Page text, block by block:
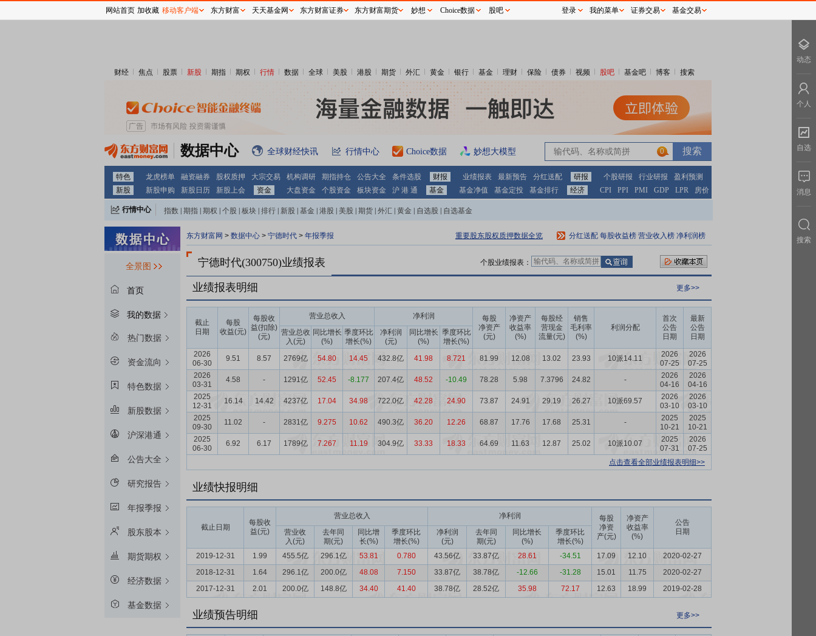
财经 焦点 股票 新股 期指 期权 行情 数据 全球 美股 港股 期货 外汇 黄金 银行 基金 理财 保险 债券 视频 股吧 基金吧 博客 搜索
数据中心 全球财经快讯 行情中心 Choice数据 妙想大模型 0
特色 龙虎榜单 融资融券 股权质押 大宗交易 机构调研 期指持仓 公告大全 条件选股 财报 业绩报表 最新预告 分红送配 研报 个股研报 行业研报
盈利预测
新股
新股申购 新股日历 新股上会 资金 大盘资金 个股资金 板块资金 沪 港 通 基金 基金净值 基金定投 基金排行 经济 CPI PPI PMI GDP LPR 房价
行情中心 指数 期指 期权 个股 板块 排行 新股 基金 港股 美股 期货 外汇 黄金 自选股 自选基金
全景图
首页
我的数据
热门数据
资金流向
特色数据
新股数据
沪深港通
公告大全
研究报告
年报季报
股东股本
期货期权
经济数据
基金数据
东方财富网 > 数据中心 > 宁德时代 > 年报季报 重要股东股权质押数据全览 分红送配 每股收益榜 营业收入榜 净利润榜
宁德时代(300750)业绩报表 个股业绩报表：
业绩报表明细 更多>>
截止
日期
每股
收益(元)
每股收
益(扣除)
(元)
营业总收入 净利润
每股
净资产
(元)
净资产
收益率
(%)
每股经
营现金
流量(元)
销售
毛利率
(%)
利润分配
首次
公告
日期
最新
公告
日期
营业总收
入(元)
同比增长
(%)
季度环比
增长(%)
净利润
(元)
同比增长
(%)
季度环比
增长(%)
2026
06-30
9.51 8.57 2769亿 54.80 14.45 432.8亿 41.98 8.721 81.99 12.08 13.02 23.93 10派14.11
2026
07-25
2026
07-25
2026
03-31
4.58 - 1291亿 52.45 -8.177 207.4亿 48.52 -10.49 78.28 5.98 7.3796 24.82 -
2026
04-16
2026
04-16
2025
12-31
16.14 14.42 4237亿 17.04 34.98 722.0亿 42.28 24.90 73.87 24.91 29.19 26.27 10派69.57
2026
03-10
2026
03-10
2025
09-30
11.02 - 2831亿 9.275 10.62 490.3亿 36.20 12.26 68.87 17.76 17.68 25.31 -
2025
10-21
2025
10-21
2025
06-30
6.92 6.17 1789亿 7.267 11.19 304.9亿 33.33 18.33 64.69 11.63 12.87 25.02 10派10.07
2025
07-31
2026
07-25
点击查看全部业绩报表明细>>
业绩快报明细
截止日期
每股收
益(元)
营业总收入 净利润
每股
净资
产(元)
净资产
收益率
(%)
公告
日期
营业收
入(元)
去年同
期(元)
同比增
长(%)
季度环比
增长(%)
净利润
(元)
去年同
期(元)
同比增长
(%)
季度环比
增长(%)
2019-12-31
1.99 455.5亿 296.1亿 53.81 0.780 43.56亿 33.87亿 28.61 -34.51 17.09 12.10
2020-02-27
2018-12-31
1.64 296.1亿 200.0亿 48.08 7.150 33.87亿 38.78亿 -12.66 -31.28 15.01 11.75
2020-02-27
2017-12-31
2.01 200.0亿 148.8亿 34.40 41.40 38.78亿 28.52亿 35.98 72.17 12.63 18.99 2019-02-28
业绩预告明细 更多>>
网站首页 加收藏 移动客户端 东方财富 天天基金网 东方财富证券 东方财富期货 妙想 Choice数据 股吧 登录 我的菜单 证券交易 基金交易
动态
个人
自选
消息
搜索